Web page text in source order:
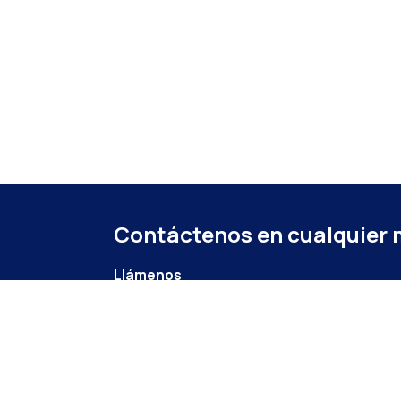
Contáctenos en cualquier
Llámenos